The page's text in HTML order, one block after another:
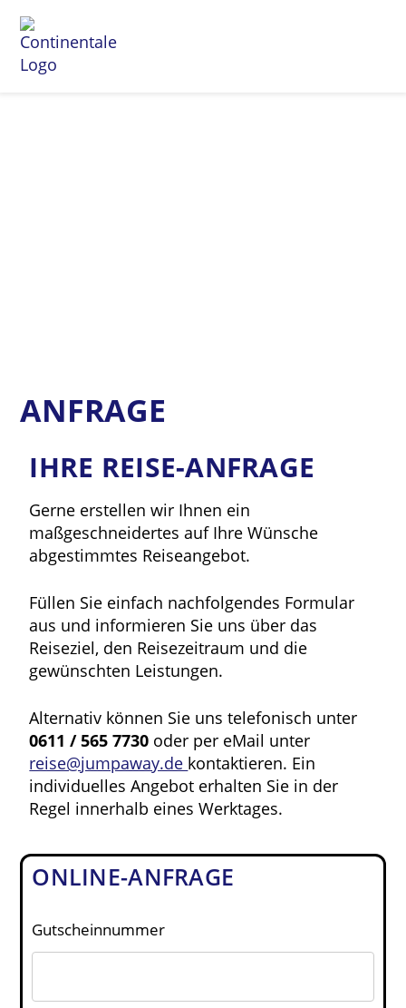
ANFRAGE
IHRE REISE-ANFRAGE
Gerne erstellen wir Ihnen ein
maßgeschneidertes auf Ihre Wünsche
abgestimmtes Reiseangebot.
Füllen Sie einfach nachfolgendes Formular
aus und informieren Sie uns über das
Reiseziel, den Reisezeitraum und die
gewünschten Leistungen.
Alternativ können Sie uns telefonisch unter
0611 / 565 7730 oder per eMail unter
reise@jumpaway.de kontaktieren. Ein
individuelles Angebot erhalten Sie in der
Regel innerhalb eines Werktages.
ONLINE-ANFRAGE
Gutscheinnummer